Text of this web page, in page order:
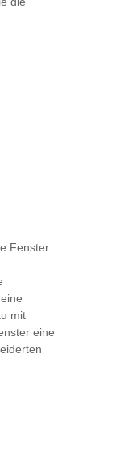
Fenster
mit
eine